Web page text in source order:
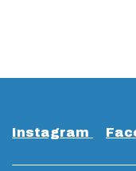
Instagram